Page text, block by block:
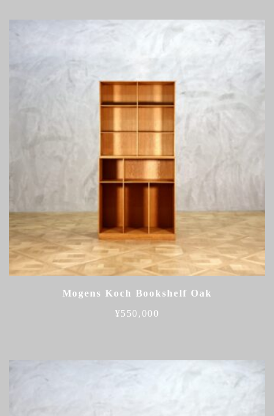
Mogens Koch Bookshelf Oak
¥550,000